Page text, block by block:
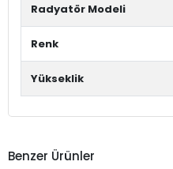
Radyatör Modeli
Renk
Yükseklik
Benzer Ürünler